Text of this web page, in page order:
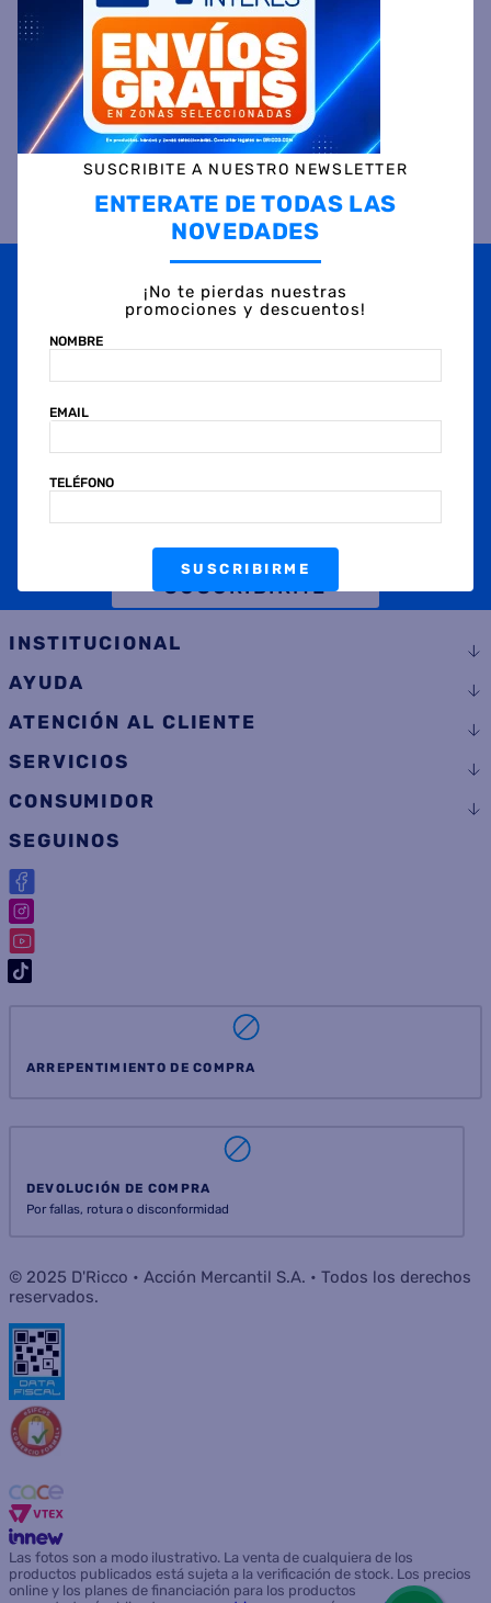
ESPECIFICACIÓN TÉCNICA
VALORACIONES
OBTENÉ 5% DE DESCUENTO EN TU PRIMERA COMPRA
promociones y ofertas en D'RICCO.COM!
NOMBRE
SUSCRIBIRME
INSTITUCIONAL
AYUDA
ATENCIÓN AL CLIENTE
SERVICIOS
CONSUMIDOR
SEGUINOS
ARREPENTIMIENTO DE COMPRA
DEVOLUCIÓN DE COMPRA
Por fallas, rotura o disconformidad
© 2025 D'Ricco • Acción Mercantil S.A. • Todos los derechos
reservados.
Las fotos son a modo ilustrativo. La venta de cualquiera de los
productos publicados está sujeta a la verificación de stock. Los precios
online y los planes de financiación para los productos
SUSCRIBITE A NUESTRO NEWSLETTER
ENTERATE DE TODAS LAS
NOVEDADES
¡No te pierdas nuestras
promociones y descuentos!
NOMBRE
EMAIL
TELÉFONO
SUSCRIBIRME